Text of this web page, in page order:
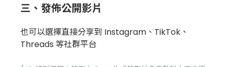
三、發佈公開影片
也可以選擇直接分享到 Instagram、TikTok、
Threads 等社群平台